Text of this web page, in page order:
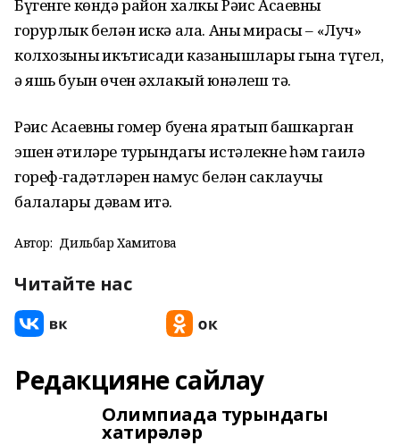
Бүгенге көндә район халкы Рәис Асаевны
горурлык белән искә ала. Аның мирасы – «Луч»
колхозының икътисади казанышлары гына түгел,
ә яшь буын өчен әхлакый юнәлеш тә.
Рәис Асаевның гомер буена яратып башкарган
эшен әтиләре турындагы истәлекне һәм гаилә
гореф-гадәтләрен намус белән саклаучы
балалары дәвам итә.
Автор: Дильбар Хамитова
Читайте нас
Редакцияне сайлау
Олимпиада турындагы
хатирәләр